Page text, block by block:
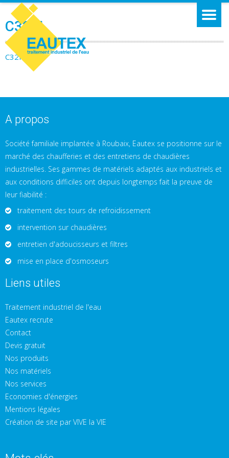
C32M
C32M
A propos
Société familiale implantée à Roubaix, Eautex se positionne sur le
marché des chaufferies et des entretiens de chaudières
industrielles. Ses gammes de matériels adaptés aux industriels et
aux conditions difficiles ont depuis longtemps fait la preuve de
leur fiabilité :
traitement des tours de refroidissement
intervention sur chaudières
entretien d'adoucisseurs et filtres
mise en place d'osmoseurs
Liens utiles
Traitement industriel de l'eau
Eautex recrute
Contact
Devis gratuit
Nos produits
Nos matériels
Nos services
Economies d'énergies
Mentions légales
Création de site par VIVE la VIE